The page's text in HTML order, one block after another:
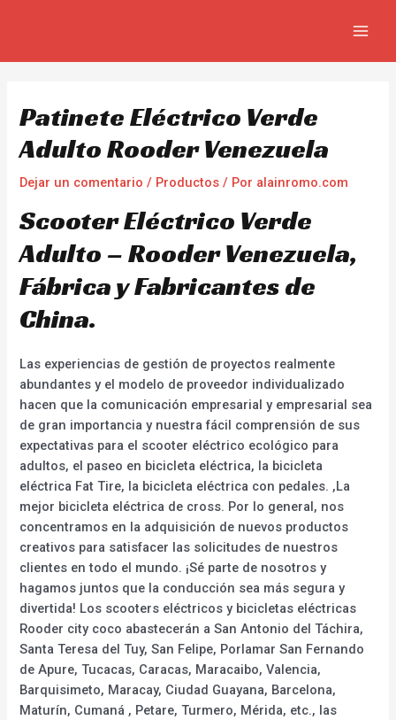
Patinete Eléctrico Verde
Adulto Rooder Venezuela
Dejar un comentario / Productos / Por alainromo.com
Scooter Eléctrico Verde
Adulto – Rooder Venezuela,
Fábrica y Fabricantes de
China.
Las experiencias de gestión de proyectos realmente
abundantes y el modelo de proveedor individualizado
hacen que la comunicación empresarial y empresarial sea
de gran importancia y nuestra fácil comprensión de sus
expectativas para el scooter eléctrico ecológico para
adultos, el paseo en bicicleta eléctrica, la bicicleta
eléctrica Fat Tire, la bicicleta eléctrica con pedales. ,La
mejor bicicleta eléctrica de cross. Por lo general, nos
concentramos en la adquisición de nuevos productos
creativos para satisfacer las solicitudes de nuestros
clientes en todo el mundo. ¡Sé parte de nosotros y
hagamos juntos que la conducción sea más segura y
divertida! Los scooters eléctricos y bicicletas eléctricas
Rooder city coco abastecerán a San Antonio del Táchira,
Santa Teresa del Tuy, San Felipe, Porlamar San Fernando
de Apure, Tucacas, Caracas, Maracaibo, Valencia,
Barquisimeto, Maracay, Ciudad Guayana, Barcelona,
Maturín, Cumaná , Petare, Turmero, Mérida, etc., las